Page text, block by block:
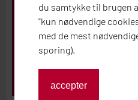
Der
Se vores aktuelle tilbud her.
du samtykke til brugen
"kun nødvendige
med de mest
sporing).
accepter